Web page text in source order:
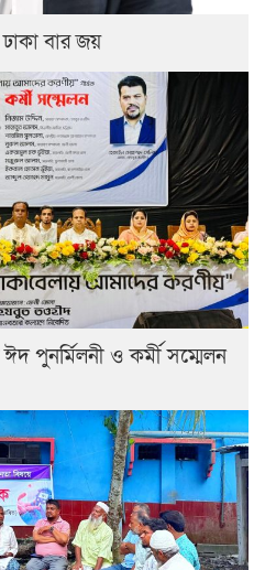
বার জয়
পুনর্মিলনী ও কর্মী সম্মেলন